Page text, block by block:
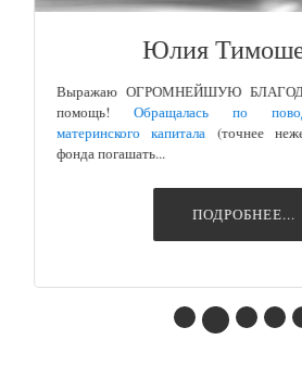
Юлия
Выражаю ОГРОМНЕЙШУЮ
помощь! Обращалась по
материнского капитала (точнее
фонда погашать...
ПОДРОБНЕЕ...